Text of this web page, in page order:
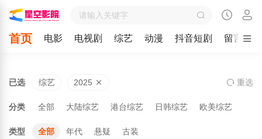
首页 电影 电视剧 综艺 动漫 抖音短剧 留言
已选 综艺 2025 重选
分类 全部 大陆综艺 港台综艺 日韩综艺 欧美综艺
类型 全部 年代 悬疑 古装